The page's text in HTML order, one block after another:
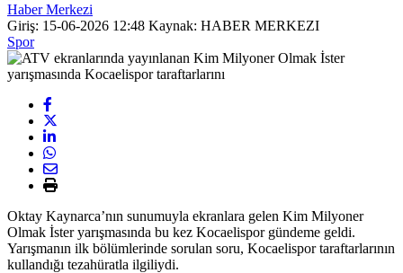
Haber Merkezi
Giriş: 15-06-2026 12:48 Kaynak: HABER MERKEZI
Spor
Oktay Kaynarca’nın sunumuyla ekranlara gelen Kim Milyoner
Olmak İster yarışmasında bu kez Kocaelispor gündeme geldi.
Yarışmanın ilk bölümlerinde sorulan soru, Kocaelispor taraftarlarının
kullandığı tezahüratla ilgiliydi.